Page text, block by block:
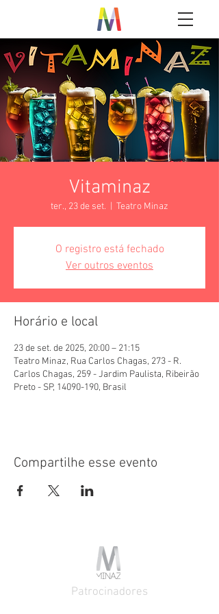
Vitaminaz
ter., 23 de set. Teatro Minaz
O registro está fechado
Ver outros eventos
Horário e local
23 de set. de 2025, 20:00 – 21:15
Teatro Minaz, Rua Carlos Chagas, 273 - R.
Carlos Chagas, 259 - Jardim Paulista, Ribeirão
Preto - SP, 14090-190, Brasil
Compartilhe esse evento
Patrocinadores